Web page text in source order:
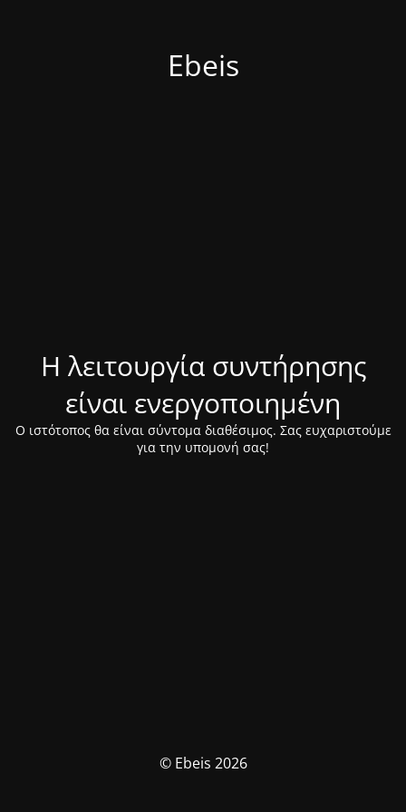
Ebeis
Η λειτουργία συντήρησης
είναι ενεργοποιημένη
Ο ιστότοπος θα είναι σύντομα διαθέσιμος. Σας ευχαριστούμε
για την υπομονή σας!
© Ebeis 2026